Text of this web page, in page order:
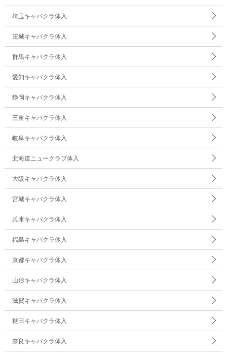
埼玉キャバクラ体入
茨城キャバクラ体入
群馬キャバクラ体入
愛知キャバクラ体入
静岡キャバクラ体入
三重キャバクラ体入
岐阜キャバクラ体入
北海道ニュークラブ体入
大阪キャバクラ体入
宮城キャバクラ体入
兵庫キャバクラ体入
福島キャバクラ体入
京都キャバクラ体入
山形キャバクラ体入
滋賀キャバクラ体入
秋田キャバクラ体入
奈良キャバクラ体入